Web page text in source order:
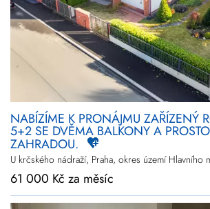
NABÍZÍME K PRONÁJMU ZAŘÍZENÝ
5+2 SE DVĚMA BALKONY A
ZAHRADOU.
U krčského nádraží, Praha, okres území Hlavního
61 000 Kč za měsíc